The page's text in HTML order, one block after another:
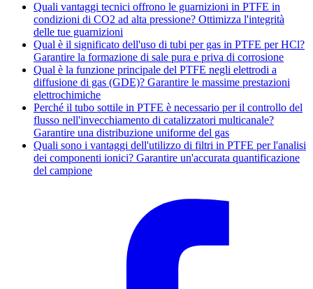
Quali vantaggi tecnici offrono le guarnizioni in PTFE in
condizioni di CO2 ad alta pressione? Ottimizza l'integrità
delle tue guarnizioni
Qual è il significato dell'uso di tubi per gas in PTFE per HCl?
Garantire la formazione di sale pura e priva di corrosione
Qual è la funzione principale del PTFE negli elettrodi a
diffusione di gas (GDE)? Garantire le massime prestazioni
elettrochimiche
Perché il tubo sottile in PTFE è necessario per il controllo del
flusso nell'invecchiamento di catalizzatori multicanale?
Garantire una distribuzione uniforme del gas
Quali sono i vantaggi dell'utilizzo di filtri in PTFE per l'analisi
dei componenti ionici? Garantire un'accurata quantificazione
del campione